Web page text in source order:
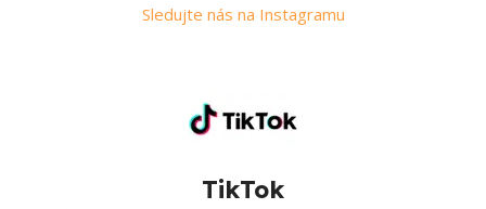
Sledujte nás na Instagramu
TikTok